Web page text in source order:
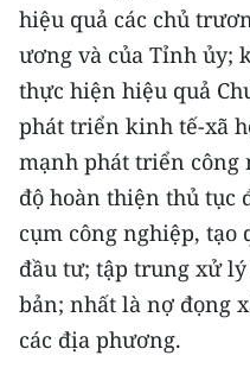
Media Pháp luật
Media Du lịch
Media Thế giới
Media Thể thao
Media Giáo dục
Media Y tế
Media Khoa học - Công
hiệu quả các chủ
ương và của Tỉnh ủy;
thực hiện hiệu quả
phát triển kinh tế-xã
mạnh phát triển công
độ hoàn thiện thủ tục
cụm công nghiệp, tạo
đầu tư; tập trung xử
bản; nhất là nợ đọng
các địa phương.